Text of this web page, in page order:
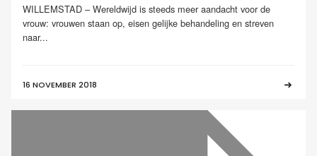
WILLEMSTAD – Wereldwijd is steeds meer aandacht voor de
vrouw: vrouwen staan op, eisen gelijke behandeling en streven
naar...
16 NOVEMBER 2018